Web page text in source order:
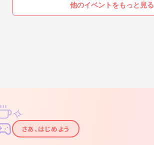
他のイベントをもっと見る
✦
✧
さあ、はじめよう